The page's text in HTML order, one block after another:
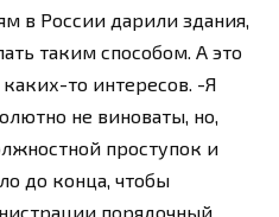
в России дарили здания,
таким способом. А это
то интересов. -Я
не виноваты, но,
проступок и
до конца, чтобы
порядочный